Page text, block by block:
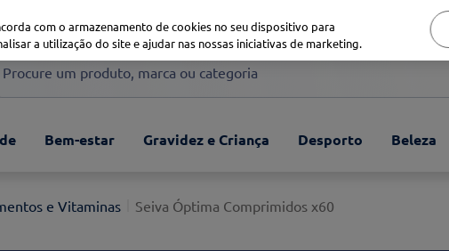
um produto, marca ou categoria
1º xiaomi
3º now
Bem-estar Gravidez e Criança Desporto Beleza
e Vitaminas Seiva Óptima Comprimidos x60
com o armazenamento de cookies no seu dispositivo para
a utilização do site e ajudar nas nossas iniciativas de marketing.